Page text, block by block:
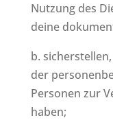
Nutzung des
deine
b.
der
Personen zur
haben;